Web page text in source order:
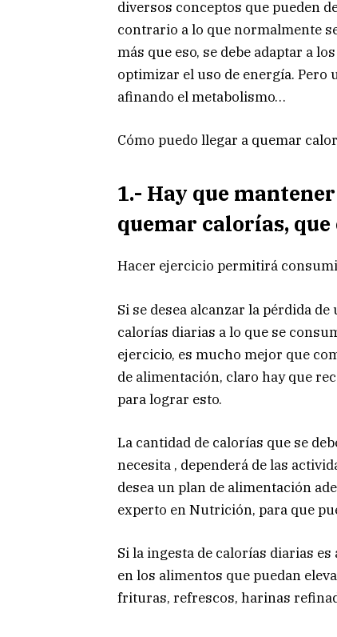
diversos conceptos que pueden
contrario a lo que normalmente
más que eso, se debe adaptar a
optimizar el uso de energía. Pero
afinando el metabolismo…
Cómo puedo llegar a quemar
1.- Hay que
quemar calorías,
Hacer ejercicio permitirá
Si se desea alcanzar la pérdida
calorías diarias a lo que se
ejercicio, es mucho mejor que
de alimentación, claro hay que
para lograr esto.
La cantidad de calorías que se
necesita , dependerá de las
desea un plan de alimentación
experto en Nutrición, para que
Si la ingesta de calorías diarias
en los alimentos que puedan
frituras, refrescos, harinas